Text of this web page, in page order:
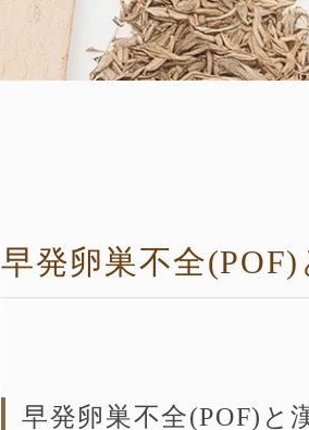
早発卵巣不全(POF)
早発卵巣不全(POF)と